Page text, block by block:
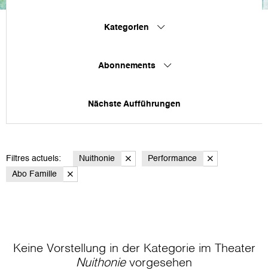
Kategorien
Abonnements
Nächste Aufführungen
Filtres actuels: Nuithonie
Performance
Abo Famille
Keine Vorstellung in der Kategorie im Theater
Nuithonievorgesehen